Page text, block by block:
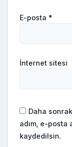
E-posta *
İnternet sitesi
Daha
adım, e-posta
kaydedilsin.